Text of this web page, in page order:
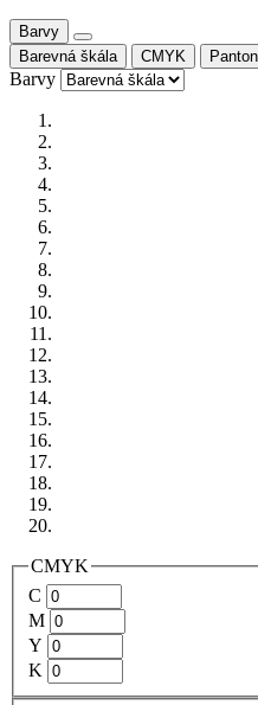
Barvy
Barevná škála
CMYK
Barvy
CMYK
C
M
Y
K